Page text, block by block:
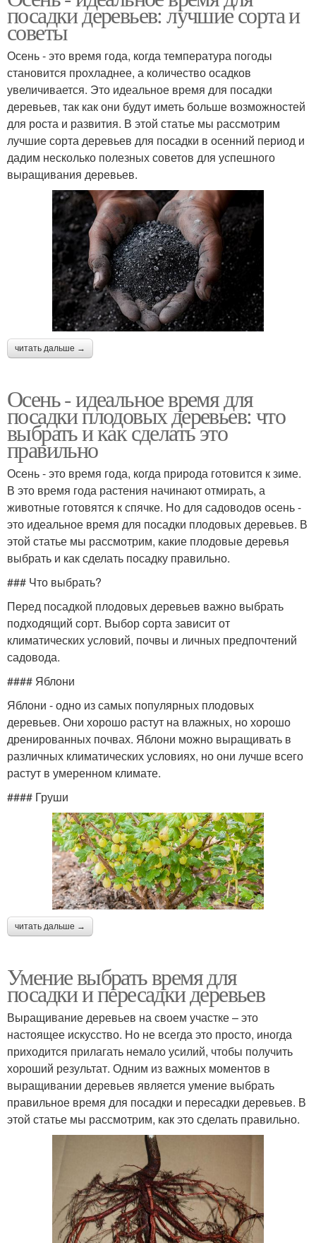
посадки деревьев: лучшие сорта и
советы
Осень - это время года, когда температура погоды
становится прохладнее, а количество осадков
увеличивается. Это идеальное время для посадки
деревьев, так как они будут иметь больше возможностей
для роста и развития. В этой статье мы рассмотрим
лучшие сорта деревьев для посадки в осенний период и
дадим несколько полезных советов для успешного
выращивания деревьев.
читать дальше →
Осень - идеальное время для
посадки плодовых деревьев: что
выбрать и как сделать это
правильно
Осень - это время года, когда природа готовится к зиме.
В это время года растения начинают отмирать, а
животные готовятся к спячке. Но для садоводов осень -
это идеальное время для посадки плодовых деревьев. В
этой статье мы рассмотрим, какие плодовые деревья
выбрать и как сделать посадку правильно.
### Что выбрать?
Перед посадкой плодовых деревьев важно выбрать
подходящий сорт. Выбор сорта зависит от
климатических условий, почвы и личных предпочтений
садовода.
#### Яблони
Яблони - одно из самых популярных плодовых
деревьев. Они хорошо растут на влажных, но хорошо
дренированных почвах. Яблони можно выращивать в
различных климатических условиях, но они лучше всего
растут в умеренном климате.
#### Груши
читать дальше →
Умение выбрать время для
посадки и пересадки деревьев
Выращивание деревьев на своем участке – это
настоящее искусство. Но не всегда это просто, иногда
приходится прилагать немало усилий, чтобы получить
хороший результат. Одним из важных моментов в
выращивании деревьев является умение выбрать
правильное время для посадки и пересадки деревьев. В
этой статье мы рассмотрим, как это сделать правильно.